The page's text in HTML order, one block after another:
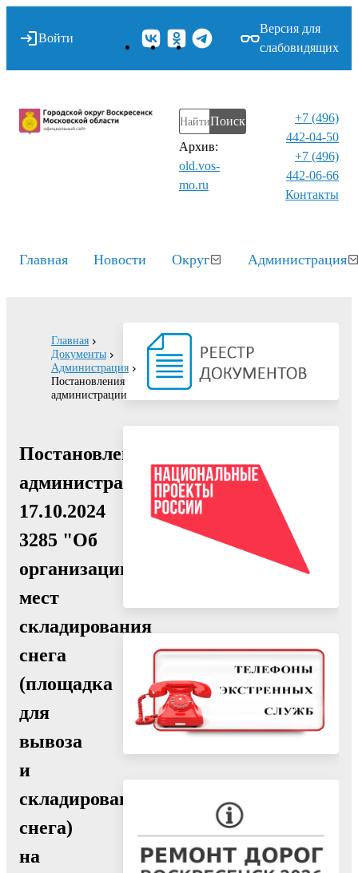
Войти
Версия для
слабовидящих
Поиск
Архив:
old.vos-
mo.ru
+7 (496)
442-04-50
+7 (496)
442-06-66
Контакты⁠
Главная Новости Округ Администрация
Главная
Документы
Администрация
Постановления
администрации
Постановление
администрации
17.10.2024
3285 "Об
организации
мест
складирования
снега
(площадка
для
вывоза
и
складирования
снега)
на